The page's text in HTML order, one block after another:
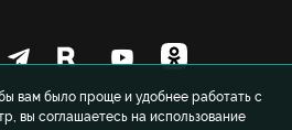
вам было проще и удобнее работать с
вы соглашаетесь на использование